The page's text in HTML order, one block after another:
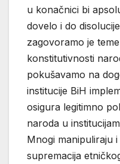
u konačnici bi
dovelo i do
zagovoramo je
konstitutivnosti
pokušavamo na
institucije BiH
osigura legitimno
naroda u
Mnogi manipuliraju
supremacija